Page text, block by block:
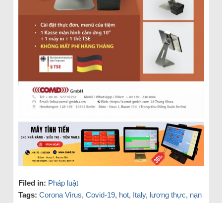
Filed in: Pháp luật
Tags: Corona Virus, Covid-19, hot, Italy, lương thực, nạn